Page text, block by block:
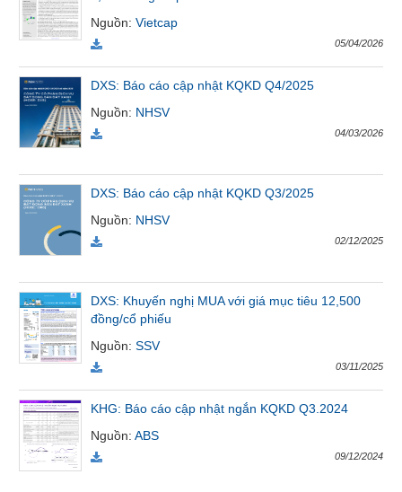
Nguồn:Vietcap
05/04/2026
DXS: Báo cáo cập nhật KQKD Q4/2025
Nguồn: NHSV
04/03/2026
DXS: Báo cáo cập nhật KQKD Q3/2025
Nguồn: NHSV
02/12/2025
DXS: Khuyến nghị MUA với giá mục tiêu 12,500
đồng/cổ phiếu
Nguồn:SSV
03/11/2025
KHG: Báo cáo cập nhật ngắn KQKD Q3.2024
Nguồn:ABS
09/12/2024
DỊCH
VỤ
TRUYỀN
THÔNG
ÍCH
BẤT
ĐỘNG
SẢN
Mã
chứng
khoán
(-)